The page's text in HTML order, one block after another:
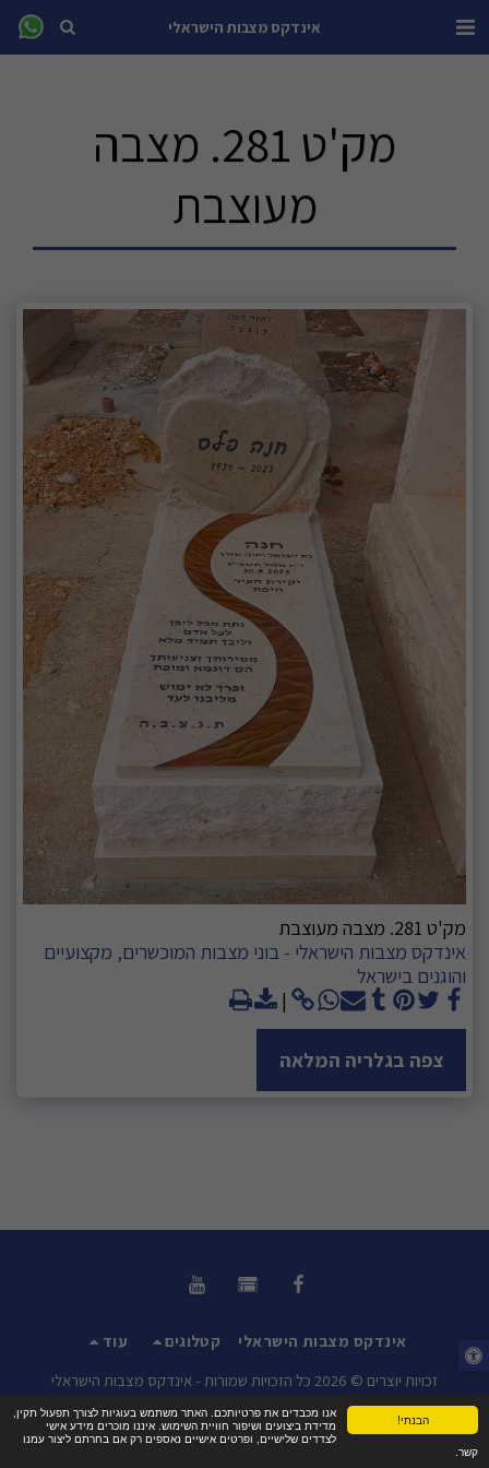
הבנתי!
אנו מכבדים את פרטיותכם. האתר משתמש בעוגיות לצורך תפעול תקין,
מדידת ביצועים ושיפור חוויית השימוש. איננו מוכרים מידע אישי
לצדדים שלישיים, ופרטים אישיים נאספים רק אם בחרתם ליצור עמנו
קשר.
אינדקס מצבות הישראלי
מק'ט 281. מצבה
מעוצבת
מק'ט 281. מצבה מעוצבת
אינדקס מצבות הישראלי - בוני מצבות המוכשרים, מקצועיים
והוגנים בישראל
צפה בגלריה המלאה
אינדקס מצבות הישראלי קטלוגים
עוד
זכויות יוצרים © 2026 כל הזכויות שמורות -
אינדקס מצבות הישראלי
תנאי שימוש|פרטיות|נגישות